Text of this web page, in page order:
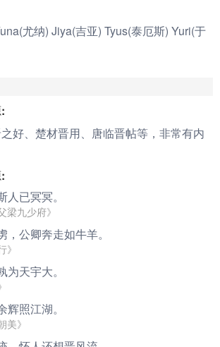
尤纳) Jiya(吉亚) Tyus(泰厄斯) Yuri(于
好、楚材晋用、唐临晋帖等，非常有内
已冥冥。
九少府》
，公卿奔走如牛羊。
为天宇大。
辉照江湖。
》